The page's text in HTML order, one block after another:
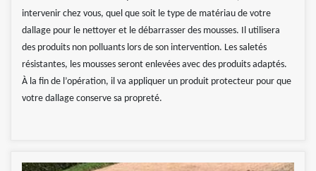
intervenir chez vous, quel que soit le type de matériau de votre
dallage pour le nettoyer et le débarrasser des mousses. Il utilisera
des produits non polluants lors de son intervention. Les saletés
résistantes, les mousses seront enlevées avec des produits adaptés.
À la fin de l’opération, il va appliquer un produit protecteur pour que
votre dallage conserve sa propreté.